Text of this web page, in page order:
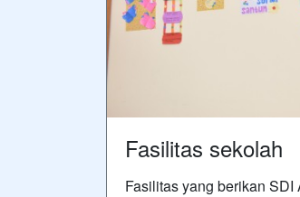
Fasilitas sekolah
Fasilitas yang berikan